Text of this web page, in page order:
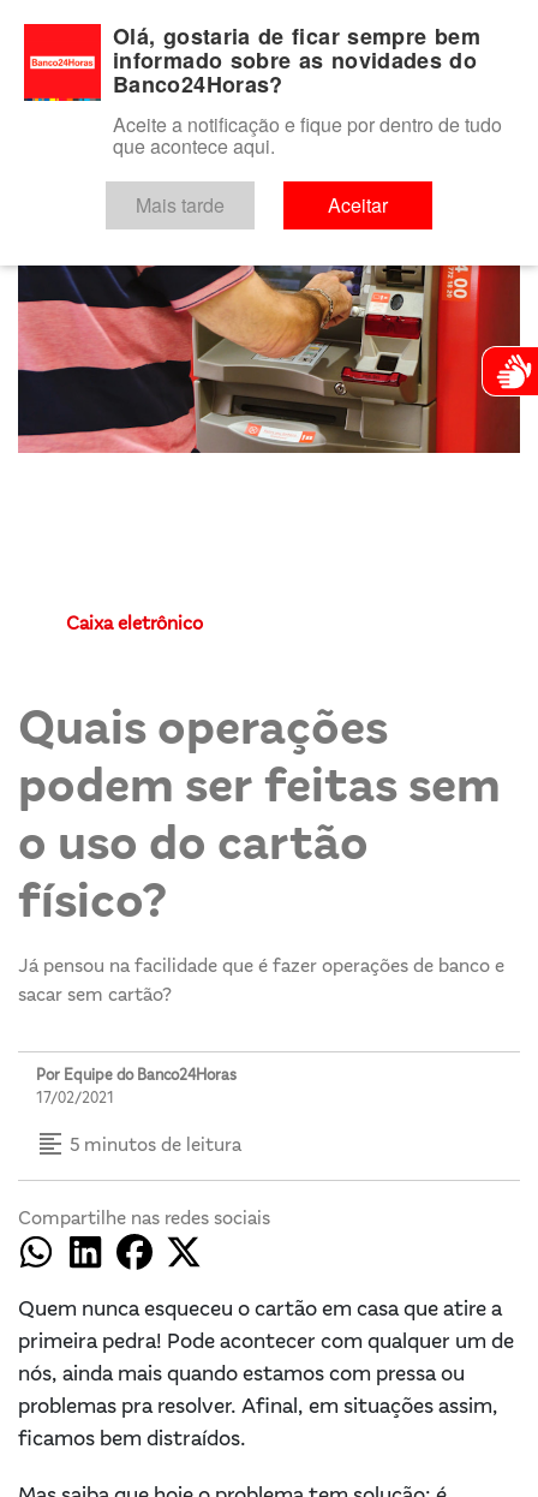
Caixa eletrônico
Quais operações
podem ser feitas sem
o uso do cartão
físico?
Já pensou na facilidade que é fazer operações de banco e
sacar sem cartão?
Por Equipe do Banco24Horas
17/02/2021
format_align_left 5 minutos de leitura
Compartilhe nas redes sociais
Quem nunca esqueceu o cartão em casa que atire a
primeira pedra! Pode acontecer com qualquer um de
nós, ainda mais quando estamos com pressa ou
problemas pra resolver. Afinal, em situações assim,
ficamos bem distraídos.
Olá, gostaria de ficar sempre bem
informado sobre as novidades do
Banco24Horas?
Aceite a notificação e fique por dentro de tudo
que acontece aqui.
Mais tarde Aceitar